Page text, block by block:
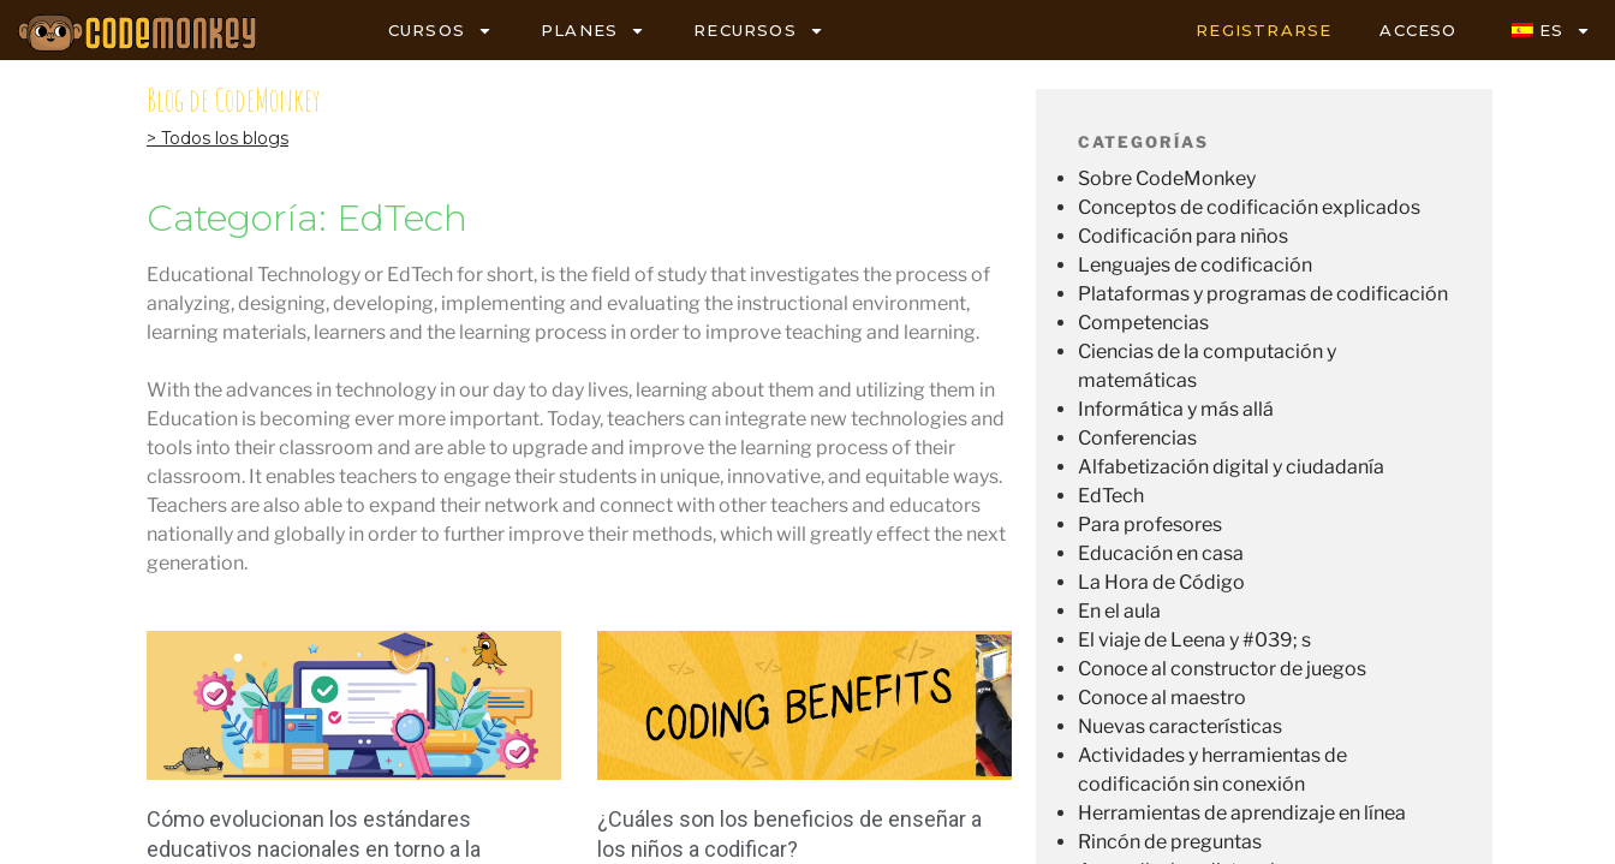
CURSOS PLANES RECURSOS REGISTRARSE ACCESO ES
Blog de CodeMonkey
> Todos los blogs
Categoría: EdTech
Educational Technology or EdTech for short, is the field of study that investigates the process of
analyzing, designing, developing, implementing and evaluating the instructional environment,
learning materials, learners and the learning process in order to improve teaching and learning.
With the advances in technology in our day to day lives, learning about them and utilizing them in
Education is becoming ever more important. Today, teachers can integrate new technologies and
tools into their classroom and are able to upgrade and improve the learning process of their
classroom. It enables teachers to engage their students in unique, innovative, and equitable ways.
Teachers are also able to expand their network and connect with other teachers and educators
nationally and globally in order to further improve their methods, which will greatly effect the next
generation.
Cómo evolucionan los estándares
educativos nacionales en torno a la
¿Cuáles son los beneficios de enseñar a
los niños a codificar?
CATEGORÍAS
Sobre CodeMonkey
Conceptos de codificación explicados
Codificación para niños
Lenguajes de codificación
Plataformas y programas de codificación
Competencias
Ciencias de la computación y
matemáticas
Informática y más allá
Conferencias
Alfabetización digital y ciudadanía
EdTech
Para profesores
Educación en casa
La Hora de Código
En el aula
El viaje de Leena y #039; s
Conoce al constructor de juegos
Conoce al maestro
Nuevas características
Actividades y herramientas de
codificación sin conexión
Herramientas de aprendizaje en línea
Rincón de preguntas